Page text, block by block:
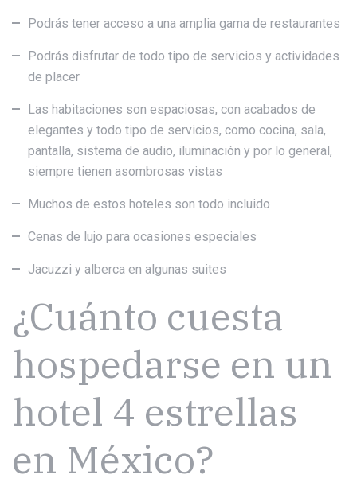
Podrás tener acceso a una amplia gama de restaurantes
Podrás disfrutar de todo tipo de servicios y actividades
de placer
Las habitaciones son espaciosas, con acabados de
elegantes y todo tipo de servicios, como cocina, sala,
pantalla, sistema de audio, iluminación y por lo general,
siempre tienen asombrosas vistas
Muchos de estos hoteles son todo incluido
Cenas de lujo para ocasiones especiales
Jacuzzi y alberca en algunas suites
¿Cuánto cuesta
hospedarse en un
hotel 4 estrellas
en México?